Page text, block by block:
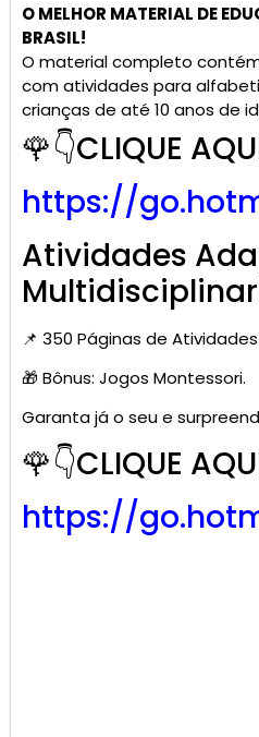
O MELHOR MATERIAL DE
BRASIL!
O material completo
com atividades para
crianças de até 10 anos de
🌹👇CLIQUE
https://
Atividades
📌 350 Páginas de
🎁 Bônus: Jogos Montessori.
Garanta já o seu e
🌹👇CLIQUE
https://